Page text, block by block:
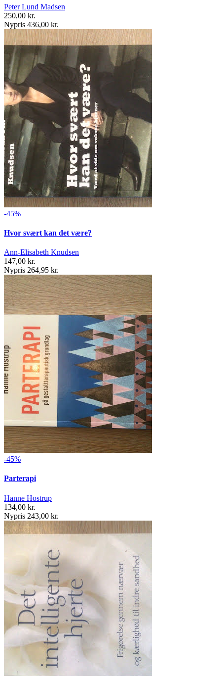
Peter Lund Madsen
250,00 kr.
Nypris 436,00 kr.
-45%
Hvor svært kan det være?
Ann-Elisabeth Knudsen
147,00 kr.
Nypris 264,95 kr.
-45%
Parterapi
Hanne Hostrup
134,00 kr.
Nypris 243,00 kr.